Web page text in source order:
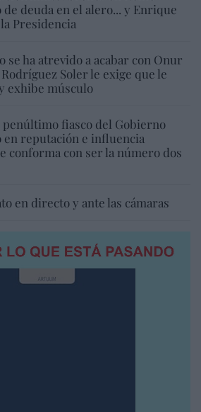
deuda en el alero... y Enrique
Presidencia
se ha atrevido a acabar con Onur
Soler le exige que le
exhibe músculo
penúltimo fiasco del Gobierno
en reputación e influencia
conforma con ser la número dos
en directo y ante las cámaras